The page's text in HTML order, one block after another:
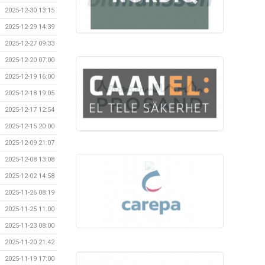
2025-12-30 13:15
2025-12-29 14:39
2025-12-27 09:33
2025-12-20 07:00
2025-12-19 16:00
2025-12-18 19:05
2025-12-17 12:54
2025-12-15 20:00
2025-12-09 21:07
2025-12-08 13:08
2025-12-02 14:58
2025-11-26 08:19
2025-11-25 11:00
2025-11-23 08:00
2025-11-20 21:42
2025-11-19 17:00